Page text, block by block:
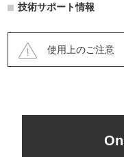
技術サポート情報
使用上のご注意